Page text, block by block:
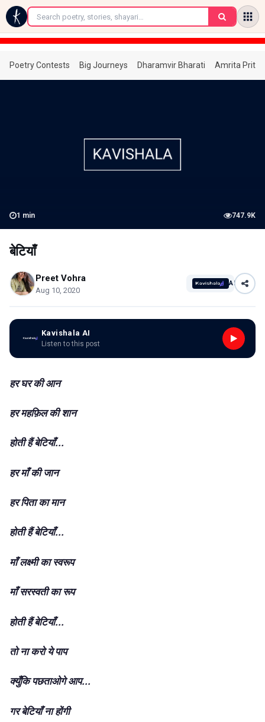
←
Poetry Contests Big Journeys Dharamvir Bharati Amrita
1 min 747.9K
बेटियाँ
Preet Vohra
Aug 10, 2020
AI
Kavishala AI
Listen to this post
हर घर की आन
हर महफ़िल की शान
होती हैं बेटियाँ...
हर माँ की जान
हर पिता का मान
होती हैं बेटियाँ...
माँ लक्ष्मी का स्वरूप
माँ सरस्वती का रूप
होती हैं बेटियाँ...
तो ना करो ये पाप
क्युँकि पछताओगे आप...
गर बेटियाँ ना होंगी